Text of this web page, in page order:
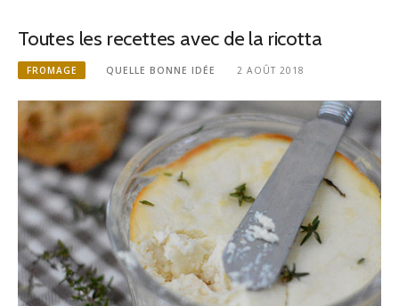
Toutes les recettes avec de la ricotta
FROMAGE QUELLE BONNE IDÉE 2 AOÛT 2018